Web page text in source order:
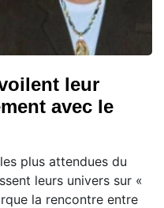
leur
avec le
plus attendues du
leurs univers sur «
la rencontre entre